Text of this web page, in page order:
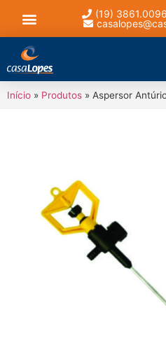
(19)
Início » Produtos » Aspersor